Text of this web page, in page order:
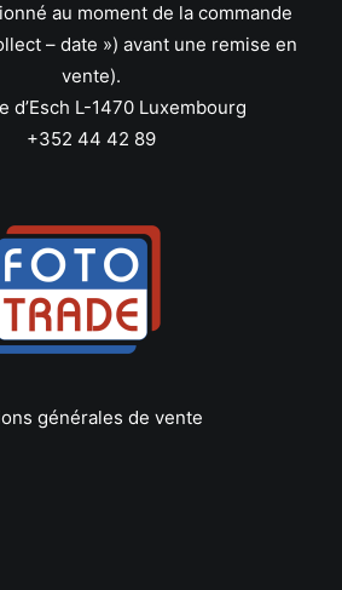
au moment de la commande
– date ») avant une remise en
vente).
d’Esch L-1470 Luxembourg
+352 44 42 89
générales de vente